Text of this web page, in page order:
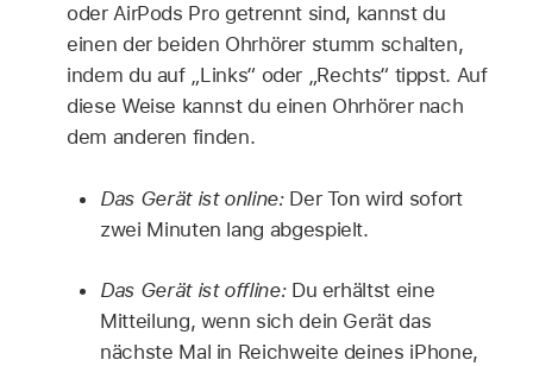
oder AirPods Pro getrennt sind, kannst du
einen der beiden Ohrhörer stumm schalten,
indem du auf „Links“ oder „Rechts“ tippst. Auf
diese Weise kannst du einen Ohrhörer nach
dem anderen finden.
Das Gerät ist online: Der Ton wird sofort
zwei Minuten lang abgespielt.
Das Gerät ist offline: Du erhältst eine
Mitteilung, wenn sich dein Gerät das
nächste Mal in Reichweite deines iPhone,